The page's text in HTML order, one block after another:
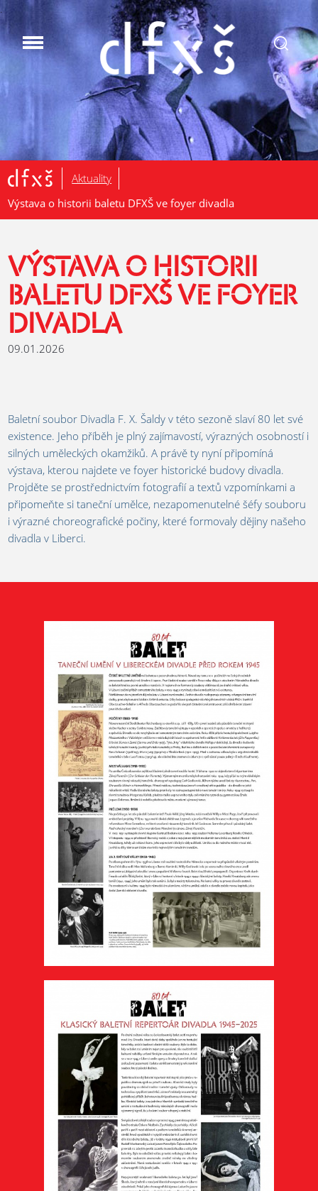
.
Aktuality
Výstava o historii baletu DFXŠ ve foyer divadla
VÝSTAVA O HISTORII
BALETU DFXŠ VE FOYER
DIVADLA
09.01.2026
Baletní soubor Divadla F. X. Šaldy v této sezoně slaví 80 let své
existence. Jeho příběh je plný zajímavostí, výrazných osobností i
silných uměleckých okamžiků. A právě ty nyní připomíná
výstava, kterou najdete ve foyer historické budovy divadla.
Projděte se prostřednictvím fotografií a textů vzpomínkami a
připomeňte si taneční umělce, nezapomenutelné šéfy souboru
i výrazné choreografické počiny, které formovaly dějiny našeho
divadla v Liberci.